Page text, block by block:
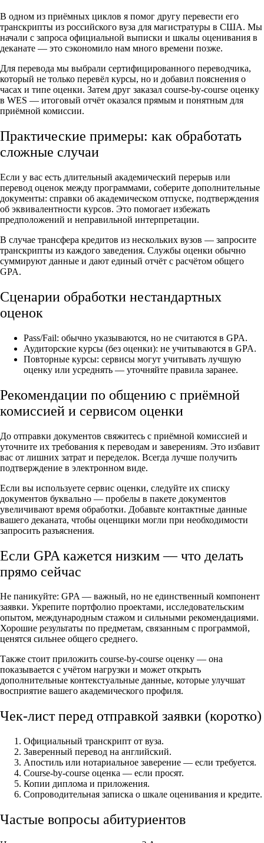
В одном из приёмных циклов я помог другу перевести его
транскрипты из российского вуза для магистратуры в США. Мы
начали с запроса официальной выписки и шкалы оценивания в
деканате — это сэкономило нам много времени позже.
Для перевода мы выбрали сертифицированного переводчика,
который не только перевёл курсы, но и добавил пояснения о
часах и типе оценки. Затем друг заказал course-by-course оценку
в WES — итоговый отчёт оказался прямым и понятным для
приёмной комиссии.
Практические примеры: как обработать
сложные случаи
Если у вас есть длительный академический перерыв или
перевод оценок между программами, соберите дополнительные
документы: справки об академическом отпуске, подтверждения
об эквивалентности курсов. Это помогает избежать
предположений и неправильной интерпретации.
В случае трансфера кредитов из нескольких вузов — запросите
транскрипты из каждого заведения. Службы оценки обычно
суммируют данные и дают единый отчёт с расчётом общего
GPA.
Сценарии обработки нестандартных
оценок
Pass/Fail: обычно указываются, но не считаются в GPA.
Аудиторские курсы (без оценки): не учитываются в GPA.
Повторные курсы: сервисы могут учитывать лучшую
оценку или усреднять — уточняйте правила заранее.
Рекомендации по общению с приёмной
комиссией и сервисом оценки
До отправки документов свяжитесь с приёмной комиссией и
уточните их требования к переводам и заверениям. Это избавит
вас от лишних затрат и переделок. Всегда лучше получить
подтверждение в электронном виде.
Если вы используете сервис оценки, следуйте их списку
документов буквально — пробелы в пакете документов
увеличивают время обработки. Добавьте контактные данные
вашего деканата, чтобы оценщики могли при необходимости
запросить разъяснения.
Если GPA кажется низким — что делать
прямо сейчас
Не паникуйте: GPA — важный, но не единственный компонент
заявки. Укрепите портфолио проектами, исследовательским
опытом, международным стажом и сильными рекомендациями.
Хорошие результаты по предметам, связанным с программой,
ценятся сильнее общего среднего.
Также стоит приложить course-by-course оценку — она
показывается с учётом нагрузки и может открыть
дополнительные контекстуальные данные, которые улучшат
восприятие вашего академического профиля.
Чек-лист перед отправкой заявки (коротко)
Официальный транскрипт от вуза.
Заверенный перевод на английский.
Апостиль или нотариальное заверение — если требуется.
Course-by-course оценка — если просят.
Копии диплома и приложения.
Сопроводительная записка о шкале оценивания и кредите.
Частые вопросы абитуриентов